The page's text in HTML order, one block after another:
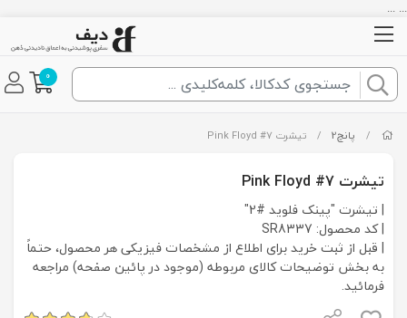
... ...
0
/ پانچ2 / تیشرت Pink Floyd #7
تیشرت Pink Floyd #7
| تیشرت "پینک فلوید #2"
| کد محصول: SR8337
| قبل از ثبت خرید برای اطلاع از مشخصات فیزیکی هر محصول، حتماً
به بخش توضیحات کالای مربوطه (موجود در پائین صفحه) مراجعه
فرمائید.